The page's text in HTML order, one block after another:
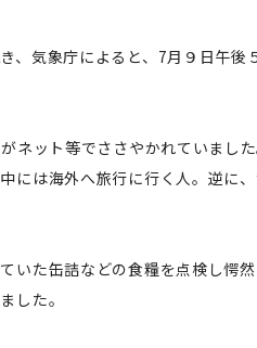
、気象庁によると、7月９日午
ネット等でささやかれていました
には海外へ旅行に行く人。逆に
いた缶詰などの食糧を点検し愕
した。